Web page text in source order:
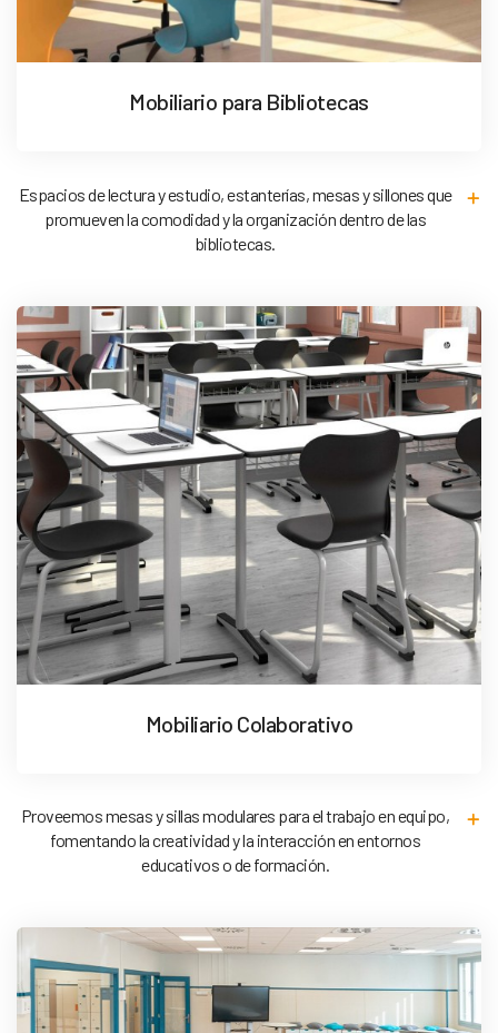
Mobiliario para Bibliotecas
Espacios de lectura y estudio, estanterías, mesas y sillones que
promueven la comodidad y la organización dentro de las
bibliotecas.
Mobiliario Colaborativo
Proveemos mesas y sillas modulares para el trabajo en equipo,
fomentando la creatividad y la interacción en entornos
educativos o de formación.